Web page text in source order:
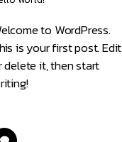
to WordPress.
is your first post. Edit
delete it, then start